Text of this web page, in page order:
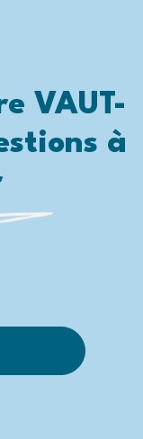
VAUT-
à